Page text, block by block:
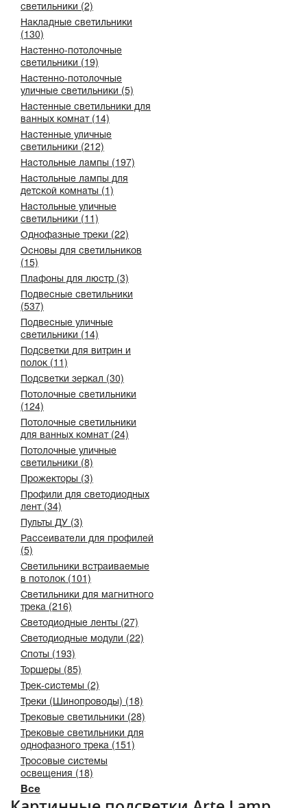
светильники (2)
Накладные светильники
(130)
Настенно-потолочные
светильники (19)
Настенно-потолочные
уличные светильники (5)
Настенные светильники для
ванных комнат (14)
Настенные уличные
светильники (212)
Настольные лампы (197)
Настольные лампы для
детской комнаты (1)
Настольные уличные
светильники (11)
Однофазные треки (22)
Основы для светильников
(15)
Плафоны для люстр (3)
Подвесные светильники
(537)
Подвесные уличные
светильники (14)
Подсветки для витрин и
полок (11)
Подсветки зеркал (30)
Потолочные светильники
(124)
Потолочные светильники
для ванных комнат (24)
Потолочные уличные
светильники (8)
Прожекторы (3)
Профили для светодиодных
лент (34)
Пульты ДУ (3)
Рассеиватели для профилей
(5)
Светильники встраиваемые
в потолок (101)
Светильники для магнитного
трека (216)
Светодиодные ленты (27)
Светодиодные модули (22)
Споты (193)
Торшеры (85)
Трек-системы (2)
Треки (Шинопроводы) (18)
Трековые светильники (28)
Трековые светильники для
однофазного трека (151)
Тросовые системы
освещения (18)
Все